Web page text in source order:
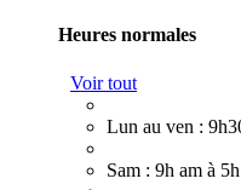
Heures normales
Voir tout
Lun au ven :
Sam : 9h am à